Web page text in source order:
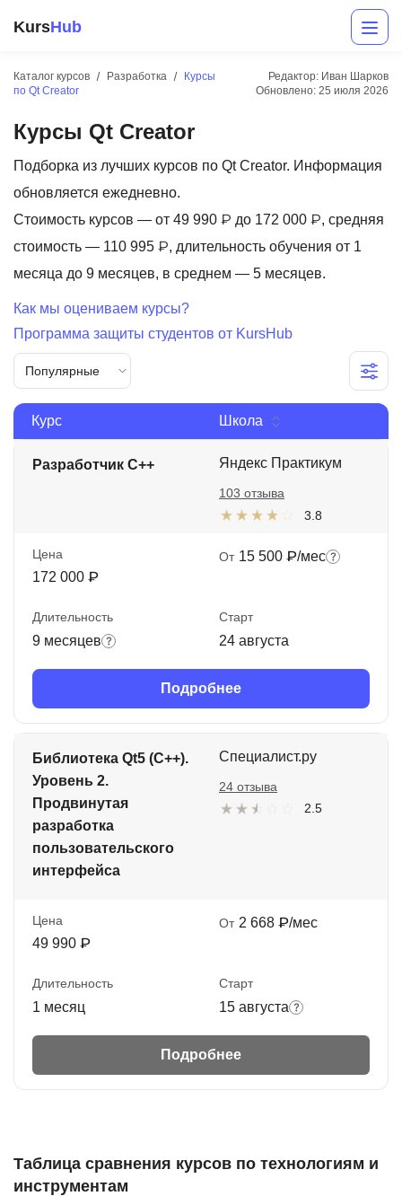
KursHub
Каталог курсов Разработка
Курсы
по Qt Creator
Редактор: Иван Шарков
Обновлено: 25 июля 2026
Курсы Qt Creator
Подборка из лучших курсов по Qt Creator. Информация
обновляется ежедневно.
Стоимость курсов — от 49 990 ₽ до 172 000 ₽, средняя
стоимость — 110 995 ₽, длительность обучения от 1
месяца до 9 месяцев, в среднем — 5 месяцев.
Как мы оцениваем курсы?
Программа защиты студентов от KursHub
Популярные
Курс Школа
Разработчик C++ Яндекс Практикум
3.8
103 отзыва
Цена
172 000 ₽
От 15 500 ₽/мес
Длительность
9 месяцев
Старт
24 августа
Подробнее
Библиотека Qt5 (С++).
Уровень 2.
Продвинутая
разработка
пользовательского
интерфейса
Специалист.ру
2.5
24 отзыва
Цена
49 990 ₽
От 2 668 ₽/мес
Длительность
1 месяц
Старт
15 августа
Подробнее
Таблица сравнения курсов по технологиям и
инструментам
Разработка
Маркетинг
Дизайн
Аналитика
Менеджмент
Иностранные языки
Soft Skills
Акции и промокоды